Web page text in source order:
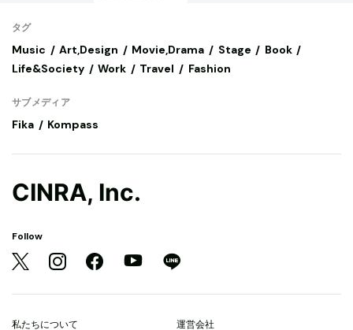
タグ
Music Art,Design Movie,Drama Stage
Book
Life&Society
Work Travel Fashion
サブメディア
Fika Kompass
CINRA, Inc.
Follow
私たちについて 運営会社